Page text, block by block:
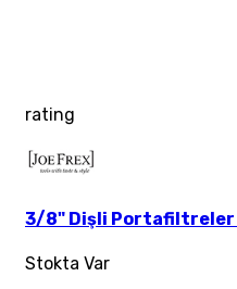
rating
3/8" Dişli Portafiltreler
Stokta Var